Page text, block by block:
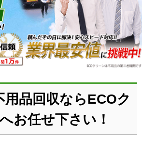
用品回収ならECOク
お任せ下さい！